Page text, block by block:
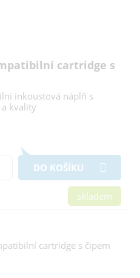
cartridge s
inkoustová náplň s
kvality
DO KOŠÍKU
skladem